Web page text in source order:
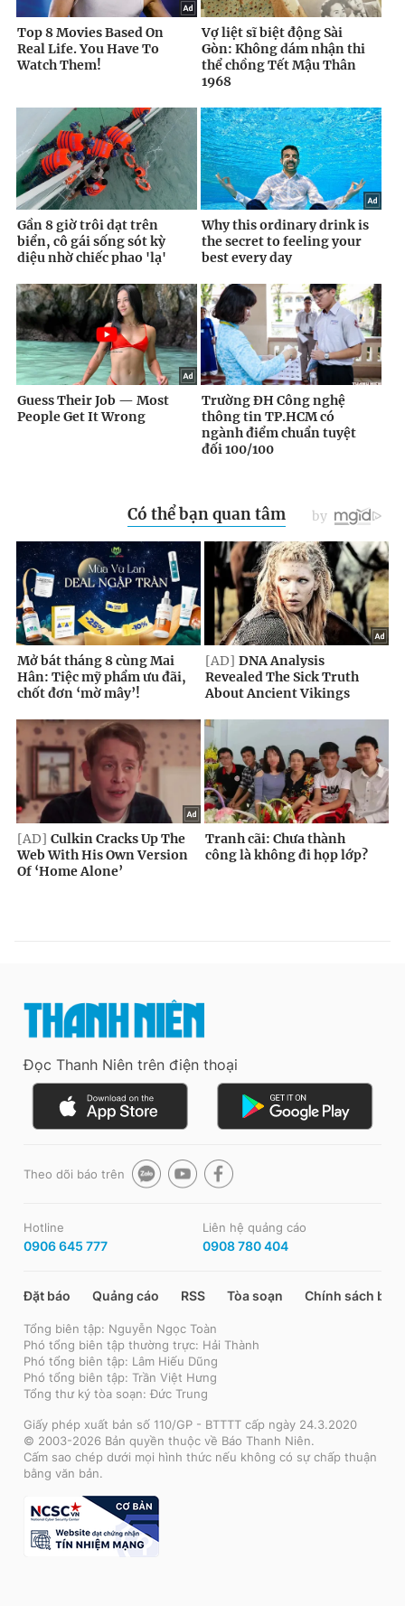
Đọc Thanh Niên trên điện thoại
Theo dõi báo trên
Hotline
0906 645 777
Liên hệ quảng cáo
0908 780 404
Đặt báo Quảng cáo RSS Tòa soạn Chính sách bảo
Tổng biên tập: Nguyễn Ngọc Toàn
Phó tổng biên tập thường trực: Hải Thành
Phó tổng biên tập: Lâm Hiếu Dũng
Phó tổng biên tập: Trần Việt Hưng
Tổng thư ký tòa soạn: Đức Trung
Giấy phép xuất bản số 110/GP - BTTTT cấp ngày 24.3.2020
© 2003-2026 Bản quyền thuộc về Báo Thanh Niên.
Cấm sao chép dưới mọi hình thức nếu không có sự chấp thuận
bằng văn bản.